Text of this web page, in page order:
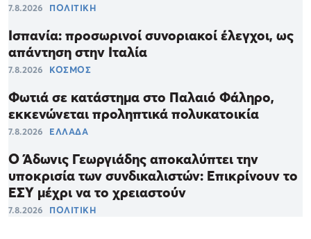
7.8.2026 ΠΟΛΙΤΙΚΗ
Ισπανία: προσωρινοί συνοριακοί έλεγχοι, ως
απάντηση στην Ιταλία
7.8.2026 ΚΟΣΜΟΣ
Φωτιά σε κατάστημα στο Παλαιό Φάληρο,
εκκενώνεται προληπτικά πολυκατοικία
7.8.2026 ΕΛΛΑΔΑ
Ο Άδωνις Γεωργιάδης αποκαλύπτει την
υποκρισία των συνδικαλιστών: Επικρίνουν το
ΕΣΥ μέχρι να το χρειαστούν
7.8.2026 ΠΟΛΙΤΙΚΗ